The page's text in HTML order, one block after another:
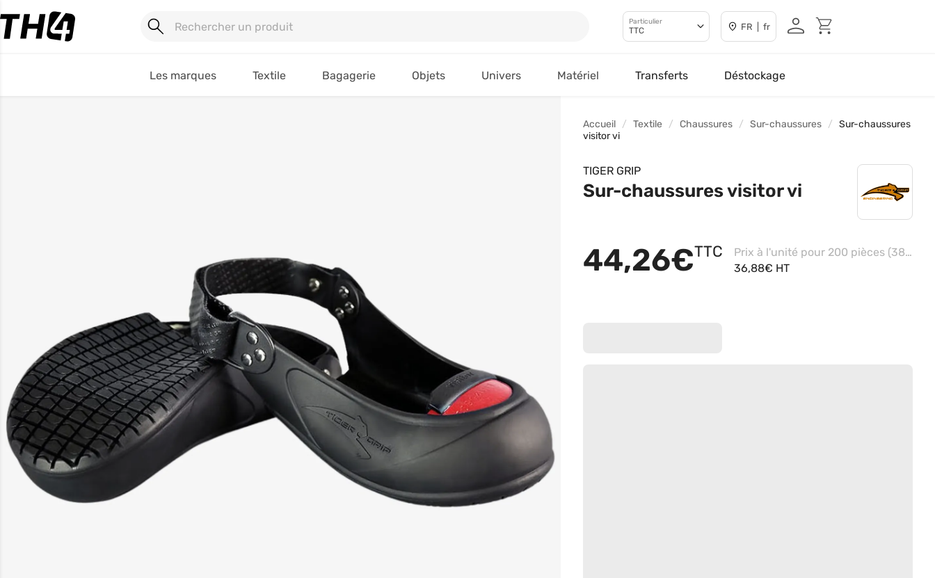
Particulier
TTC FR | fr
Les marques Textile Bagagerie Objets Univers Matériel Transferts Déstockage
Accueil Textile Chaussures Sur-chaussures
Sur-chaussures
visitor vi
TIGER GRIP
Sur-chaussures visitor vi
44,26€TTC
Prix à l'unité pour 200 pièces (38/43 - Black)
36,88€ HT